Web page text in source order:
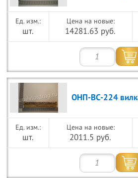
шт.
Цена на новые:
14281.63 руб.
ОНП-ВС-224
шт.
Цена на новые:
2011.5 руб.